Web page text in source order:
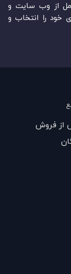
از وب سایت و
خود را انتخاب و
از فروش